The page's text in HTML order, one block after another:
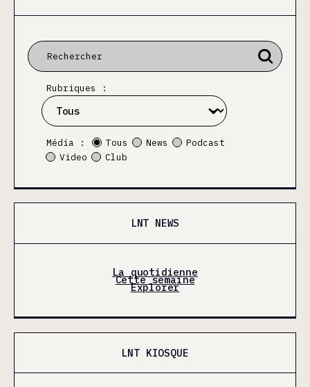
Rubriques :
Média : Tous News
Podcast
Video
Club
LNT NEWS
La quotidienne
Cette semaine
Explorer
LNT KIOSQUE